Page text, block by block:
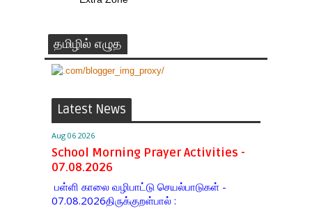
தமிழில் எழுத
Latest News
Aug 06 2026
School Morning Prayer Activities -
07.08.2026
பள்ளி காலை வழிபாட்டு செயல்பாடுகள் -
07.08.2026திருக்குறள்பால் :